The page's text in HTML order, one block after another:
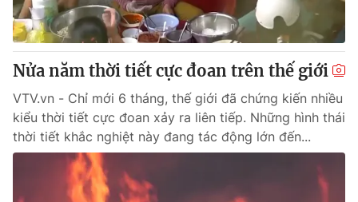
Nửa năm thời tiết cực đoan trên thế giới
VTV.vn - Chỉ mới 6 tháng, thế giới đã chứng kiến nhiều
kiểu thời tiết cực đoan xảy ra liên tiếp. Những hình thái
thời tiết khắc nghiệt này đang tác động lớn đến...